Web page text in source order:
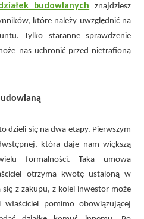
budowlanych
znajdziesz
które należy uwzględnić na
Tylko staranne sprawdzenie
nas uchronić przed nietrafioną
dzieli się na dwa etapy. Pierwszym
która daje nam większą
formalności. Taka umowa
otrzyma kwotę ustaloną w
z zakupu, z kolei inwestor może
pomimo obowiązującej